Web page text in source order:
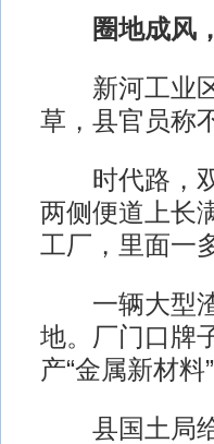
圈地成风，
新河工业区
草，县官员称
时代路，双
两侧便道上长
工厂，里面一
一辆大型渣
地。厂门口牌
产“金属新材料
县国土局给